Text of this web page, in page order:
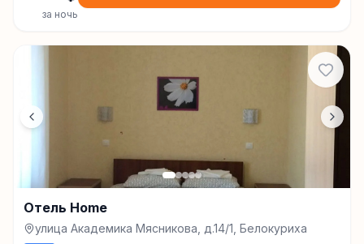
за ночь
Отель Home
улица Академика Мясникова, д.14/1, Белокуриха